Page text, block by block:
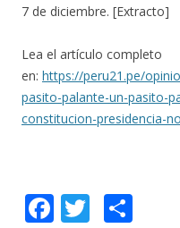
7 de diciembre. [Extracto]
Lea el artículo completo
en: https://peru21.pe/
pasito-palante-un-pasito-
constitucion-presidencia-
F T